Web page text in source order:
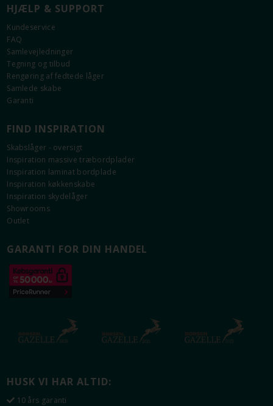
HJÆLP & SUPPORT
Kundeservice
FAQ
Samlevejledninger
Tegning og tilbud
Rengøring af fedtede låger
Samlede skabe
Garanti
FIND INSPIRATION
Skabslåger - oversigt
Inspiration massive træbordplader
Inspiration laminat bordplade
Inspiration køkkenskabe
Inspiration skydelåger
Showrooms
Outlet
GARANTI FOR DIN HANDEL
HUSK VI HAR ALTID:
10 års garanti